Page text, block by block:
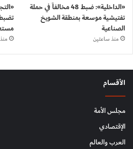
«الداخلية»: ضبط 48 مخالفاً في حملة
تفتيشية موسعة بمنطقة الشويخ
الصناعية
منذ ساعتين منذ 3 ساعات
الأقسام
مجلس الأمة
الإقتصادي
العرب والعالم